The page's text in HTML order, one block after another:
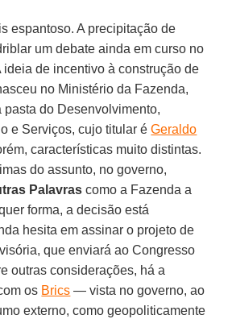
espantoso. A precipitação de
um debate ainda em curso no
ideia de incentivo à construção de
no Ministério da Fazenda,
do Desenvolvimento,
e Serviços, cujo titular éGeraldo
características muito distintas.
do assunto, no governo,
Palavras como a Fazenda a
forma, a decisão está
hesita em assinar o projeto de
que enviará ao Congresso
outras considerações, há a
os Brics — vista no governo, ao
externo, como geopoliticamente